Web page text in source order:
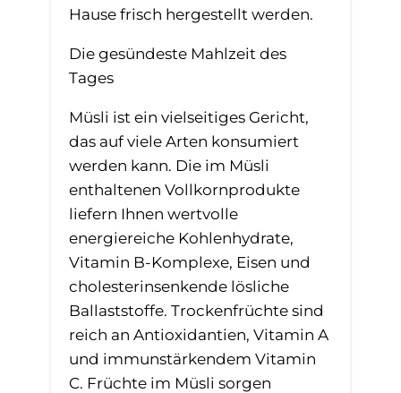
Hause frisch hergestellt werden.
Die gesündeste Mahlzeit des
Tages
Müsli ist ein vielseitiges Gericht,
das auf viele Arten konsumiert
werden kann. Die im Müsli
enthaltenen Vollkornprodukte
liefern Ihnen wertvolle
energiereiche Kohlenhydrate,
Vitamin B-Komplexe, Eisen und
cholesterinsenkende lösliche
Ballaststoffe. Trockenfrüchte sind
reich an Antioxidantien, Vitamin A
und immunstärkendem Vitamin
C. Früchte im Müsli sorgen